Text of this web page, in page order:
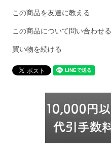
この商品を友達に教える
この商品について問い合わせる
買い物を続ける